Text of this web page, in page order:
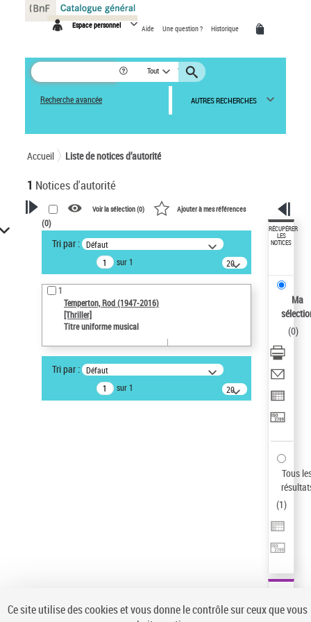
Espace personnel Aide Une question ? Historique
Tout
Recherche avancée AUTRES RECHERCHES
Accueil Liste de notices d’autorité
1 Notices d'autorité
VOTRE RECHERCHE
Recherche avancée dans les
notices d’autorité
Œuvres liées à l'auteur :
Temperton, Rod (1947-2016)
Auteur d’œuvre
Type de notice d'autorité
Œuvre
Statut de la notice d’autorité
Voir la sélection (0) Ajouter à mes références
(0)
Tri par : Défaut
sur 1
20
résultats/page
1
Temperton, Rod (1947-2016)
[Thriller]
Titre uniforme musical
Tri par : Défaut
sur 1
20
résultats/page
RÉCUPÉRER
LES
NOTICES
Ma
(0)
Tous
(1)
Panneau de gestion des cookies
Ce site utilise des cookies et vous donne le contrôle sur ceux que vous